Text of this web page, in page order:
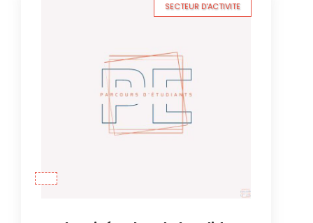
SECTEUR D'ACTIVITE